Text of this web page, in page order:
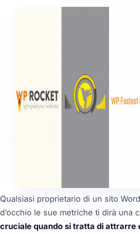
Qualsiasi proprietario di un sito
d’occhio le sue metriche ti dirà una
cruciale quando si tratta di attrarre